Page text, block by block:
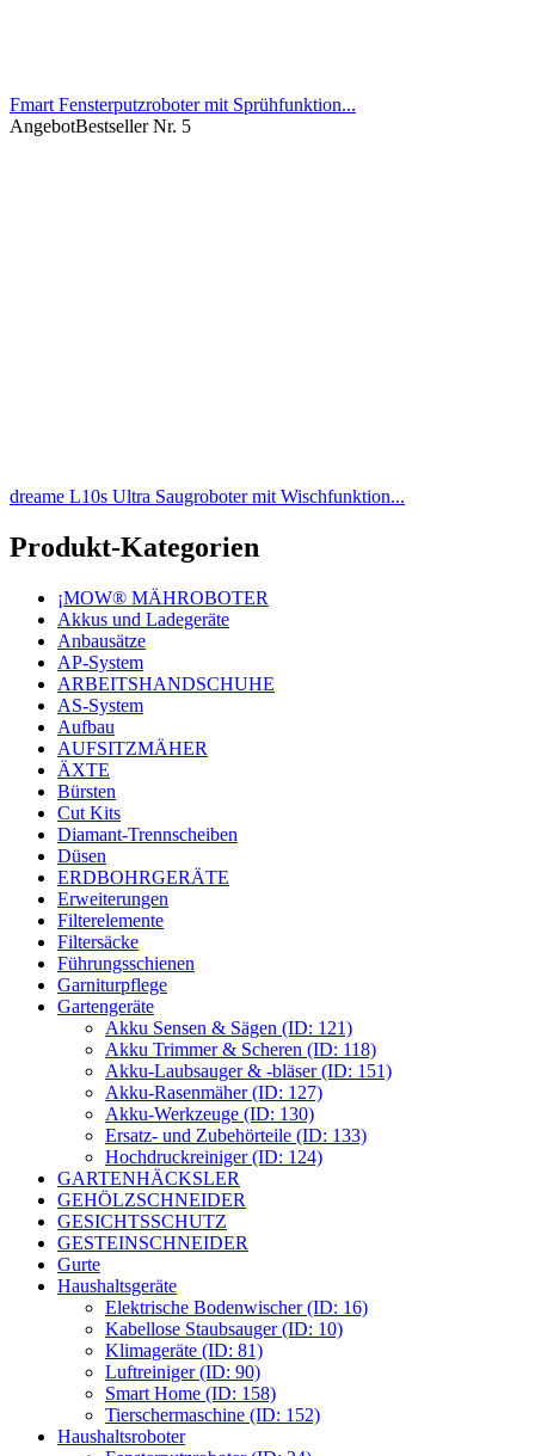
Fmart Fensterputzroboter mit Sprühfunktion...
AngebotBestseller Nr. 5
dreame L10s Ultra Saugroboter mit Wischfunktion...
Produkt-Kategorien
¡MOW® MÄHROBOTER
Akkus und Ladegeräte
Anbausätze
AP-System
ARBEITSHANDSCHUHE
AS-System
Aufbau
AUFSITZMÄHER
ÄXTE
Bürsten
Cut Kits
Diamant-Trennscheiben
Düsen
ERDBOHRGERÄTE
Erweiterungen
Filterelemente
Filtersäcke
Führungsschienen
Garniturpflege
Gartengeräte
Akku Sensen & Sägen (ID: 121)
Akku Trimmer & Scheren (ID: 118)
Akku-Laubsauger & -bläser (ID: 151)
Akku-Rasenmäher (ID: 127)
Akku-Werkzeuge (ID: 130)
Ersatz- und Zubehörteile (ID: 133)
Hochdruckreiniger (ID: 124)
GARTENHÄCKSLER
GEHÖLZSCHNEIDER
GESICHTSSCHUTZ
GESTEINSCHNEIDER
Gurte
Haushaltsgeräte
Elektrische Bodenwischer (ID: 16)
Kabellose Staubsauger (ID: 10)
Klimageräte (ID: 81)
Luftreiniger (ID: 90)
Smart Home (ID: 158)
Tierschermaschine (ID: 152)
Haushaltsroboter